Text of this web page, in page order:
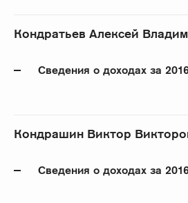
Кондратьев Алексей
Сведения о доходах за
Кондрашин Виктор
Сведения о доходах за